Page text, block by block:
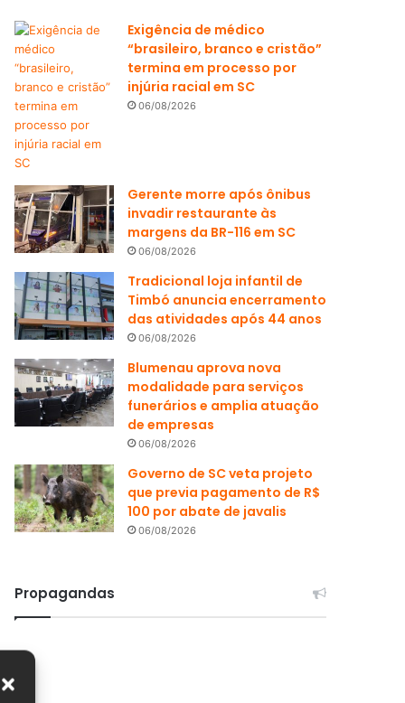
Exigência de médico
“brasileiro, branco e cristão”
termina em processo por
injúria racial em SC
06/08/2026
Gerente morre após ônibus
invadir restaurante às
margens da BR-116 em SC
06/08/2026
Tradicional loja infantil de
Timbó anuncia encerramento
das atividades após 44 anos
06/08/2026
Blumenau aprova nova
modalidade para serviços
funerários e amplia atuação
de empresas
06/08/2026
Governo de SC veta projeto
que previa pagamento de R$
100 por abate de javalis
06/08/2026
Propagandas